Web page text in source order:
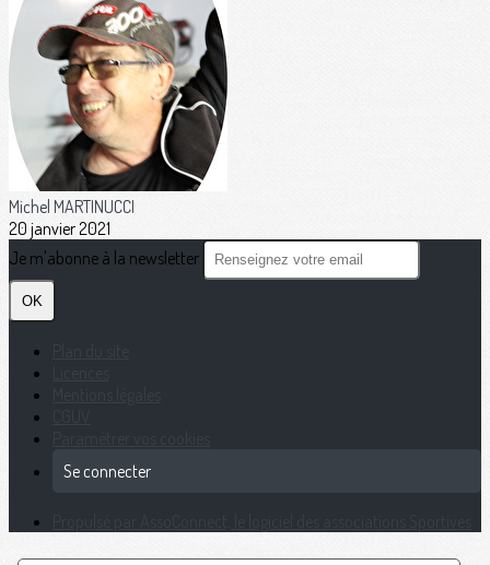
Michel MARTINUCCI
20 janvier 2021
Je m'abonne à la newsletter
OK
Se connecter